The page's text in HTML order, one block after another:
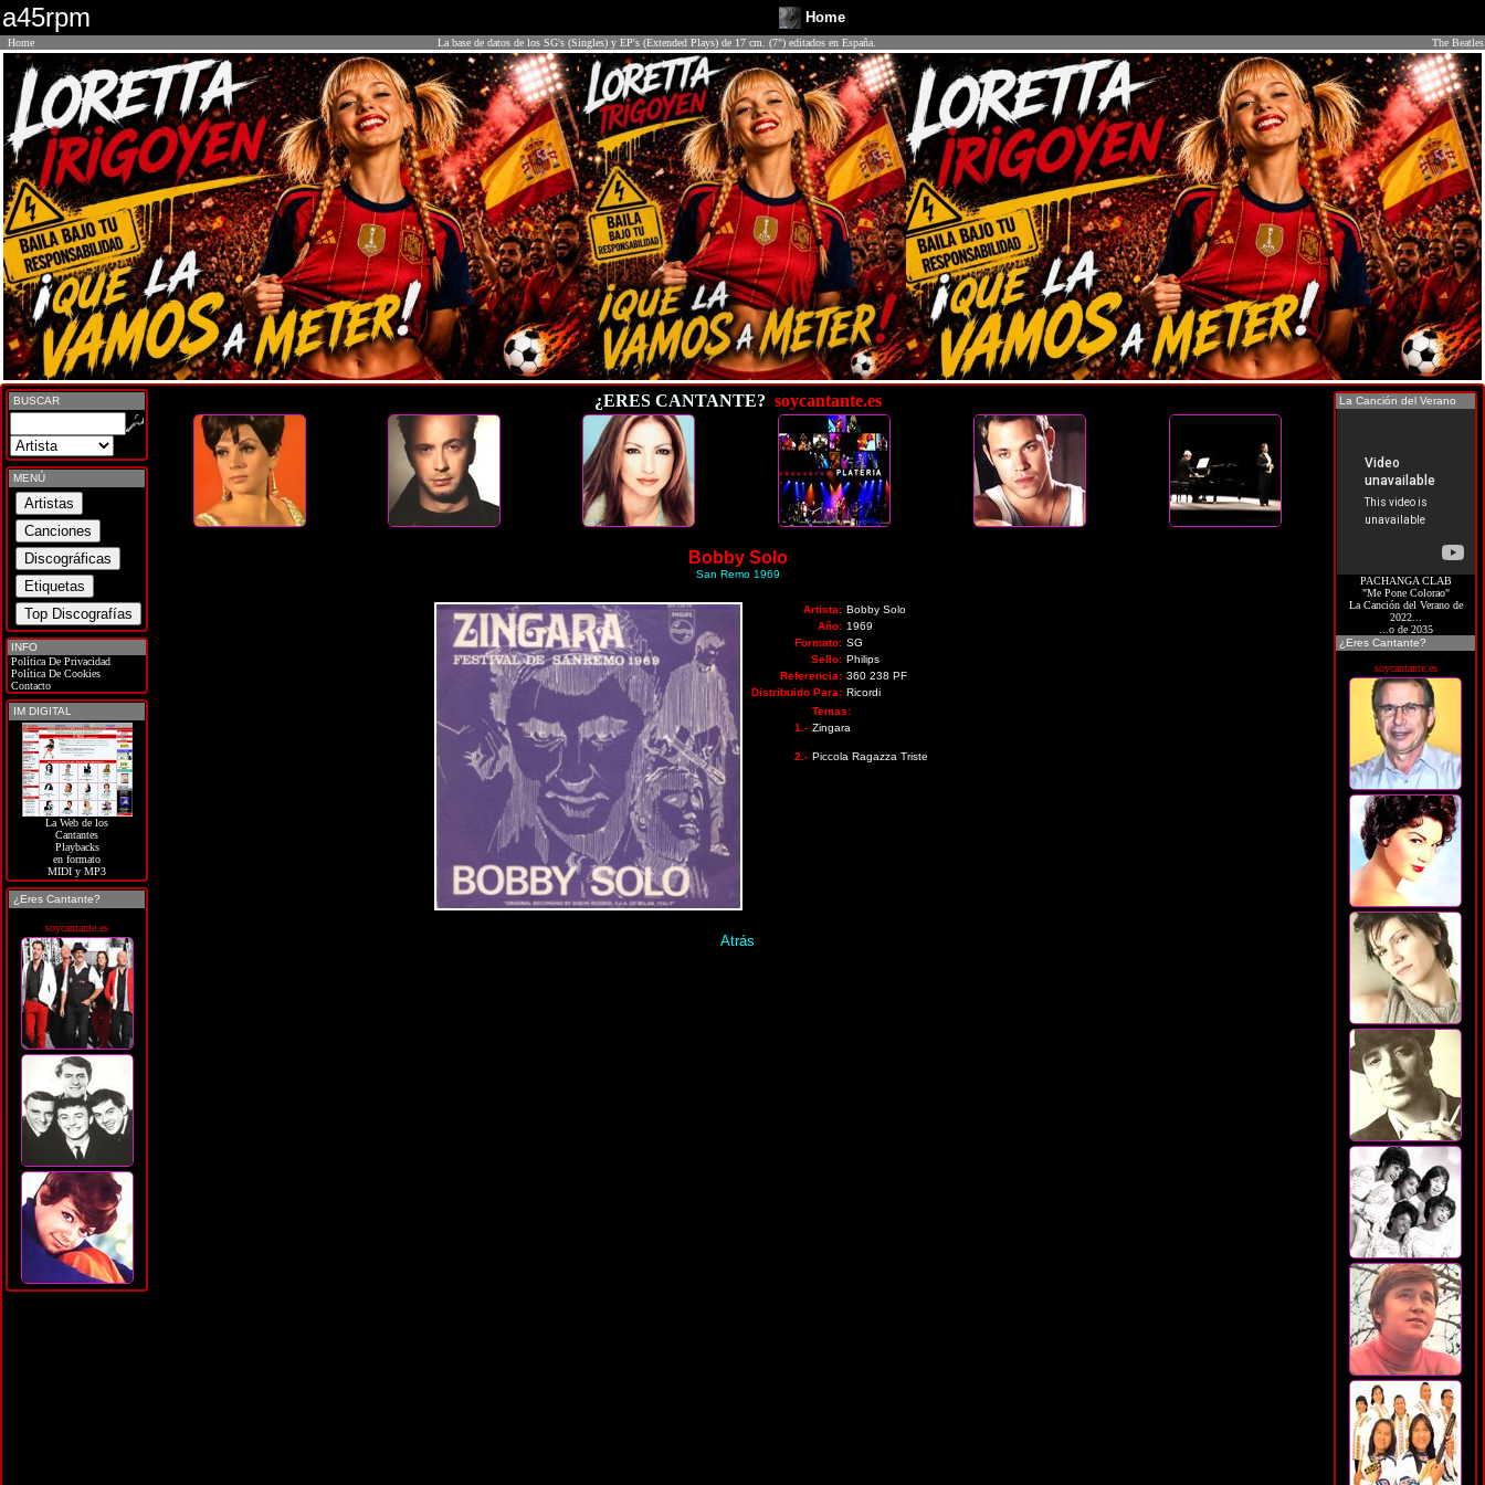
a45rpm Home
Home La base de datos de los SG's (Singles) y EP's (Extended Plays) de 17 cm. (7") editados en España. The Beatles
BUSCAR
MENÚ
INFO
Política De Privacidad
Política De Cookies
Contacto
IM DIGITAL
La Web de los
Cantantes
Playbacks
en formato
MIDI y MP3
¿Eres Cantante?
soycantante.es
¿ERES CANTANTE? soycantante.es
Bobby Solo
San Remo 1969
Artista: Bobby Solo
Año: 1969
Formato: SG
Sello: Philips
Referencia: 360 238 PF
Distribuido Para: Ricordi
Temas:
1.- Zingara
2.- Piccola Ragazza Triste
Atrás
La Canción del Verano
PACHANGA CLAB
"Me Pone Colorao"
La Canción del Verano de
2022...
...o de 2035
¿Eres Cantante?
soycantante.es